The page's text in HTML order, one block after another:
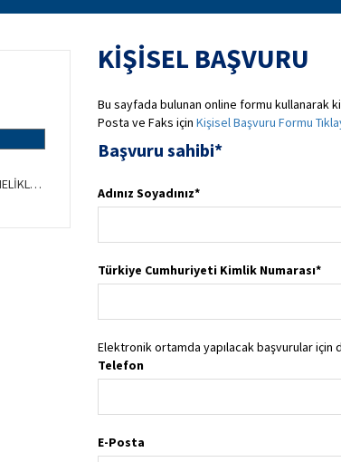
KANUN VE YÖNETMELİKLER
KİŞİSEL BAŞVURU
Bu sayfada bulunan online formu kullanarak
Posta ve Faks için Kişisel Başvuru Formu
Başvuru sahibi*
Adınız Soyadınız*
Türkiye Cumhuriyeti Kimlik Numarası*
Elektronik ortamda yapılacak başvurular için
Telefon
E-Posta